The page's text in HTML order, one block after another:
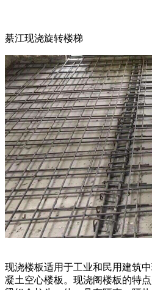
綦江现浇旋转楼梯
现浇楼板适用于工业和民用建筑
凝土空心楼板。现浇阁楼板的特